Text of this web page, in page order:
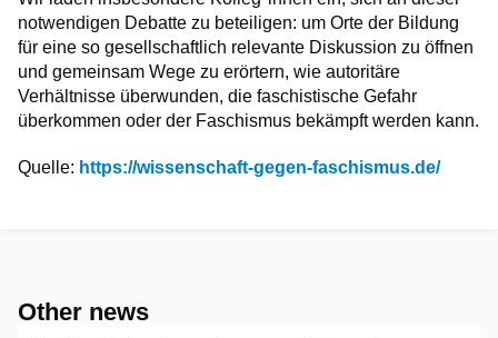
notwendigen Debatte zu beteiligen: um Orte der Bildung
für eine so gesellschaftlich relevante Diskussion zu öffnen
und gemeinsam Wege zu erörtern, wie autoritäre
Verhältnisse überwunden, die faschistische Gefahr
überkommen oder der Faschismus bekämpft werden kann.
Quelle: https://wissenschaft-gegen-faschismus.de/
Other news